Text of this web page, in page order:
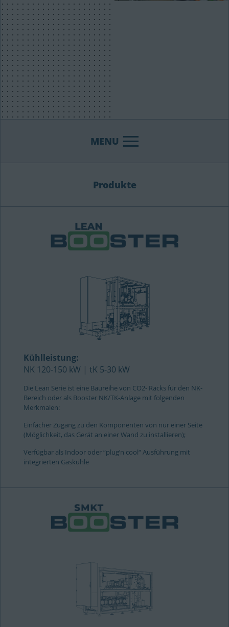
MENU
Produkte
Kühlleistung:
NK 120-150 kW | tK 5-30 kW
Die Lean Serie ist eine Baureihe von CO2- Racks für den NK-
Bereich oder als Booster NK/TK-Anlage mit folgenden
Merkmalen:
Einfacher Zugang zu den Komponenten von nur einer Seite
(Möglichkeit, das Gerät an einer Wand zu installieren);
Verfügbar als Indoor oder “plug’n cool“ Ausführung mit
integrierten Gaskühle